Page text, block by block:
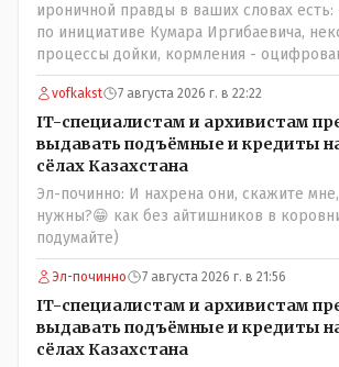
ироничной правды в ваших словах есть:
по инициативе Кумара Иргибаевича,
процессы дойки, кормления -
программы дают сбой - и тогда они
насколько в курсе своей комьютерной
- все эти вопросы можно решать и
удалённо - лёжа на диване, в городе. Но,
современных и оцифрованных МТФ
массового переезда лохматых и
ребят из города в село, да и те МТФ я
подозреваю, скоро перейдут на
помошью кувалды, китайского скотча,
проволоки и русского мата. Вот где
именно АРХИВАРИУСАМ - понятие не
все мои архивы по работе и по
помещаются в одну дешёвую китайскую
vofkakst 7 августа 2026 г. в 22:22
IT-специалистам и архивистам
выдавать подъёмные и кредиты
сёлах Казахстана
Эл-починно: И нахрена они, скажите
нужны?😁 как без айтишников в
подумайте)
Эл-починно 7 августа 2026 г. в 21:56
IT-специалистам и архивистам
выдавать подъёмные и кредиты
сёлах Казахстана